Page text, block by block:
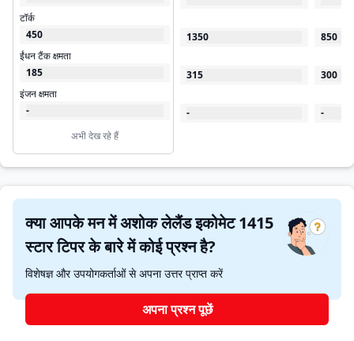
टॉर्क
450
ईंधन टैंक क्षमता
185
इंजन क्षमता
-
अभी देख रहे हैं
1350
315
-
850
300
-
क्या आपके मन में अशोक लेलैंड इकोमेट 1415
स्टार टिपर के बारे में कोई प्रश्न है?
विशेषज्ञ और उपयोगकर्ताओं से अपना उत्तर प्राप्त करें
अपना प्रश्न पूछें